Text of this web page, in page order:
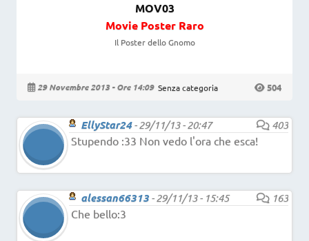
MOV03
Movie Poster Raro
Il Poster dello Gnomo
29 Novembre 2013 - Ore 14:09 Senza categoria 504
EllyStar24-29/11/13 - 20:47
403
Stupendo :33 Non vedo l'ora che esca!
alessan66313 -29/11/13 - 15:45
163
Che bello:3